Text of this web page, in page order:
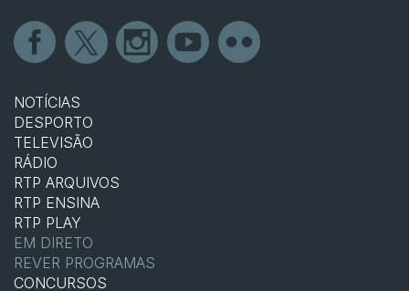
NOTÍCIAS
DESPORTO
TELEVISÃO
RÁDIO
RTP ARQUIVOS
RTP ENSINA
RTP PLAY
EM DIRETO
REVER PROGRAMAS
CONCURSOS